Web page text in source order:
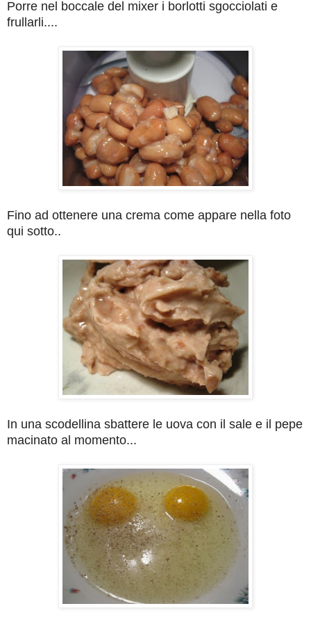
Porre nel boccale del mixer i borlotti sgocciolati e
frullarli....
Fino ad ottenere una crema come appare nella foto
qui sotto..
In una scodellina sbattere le uova con il sale e il pepe
macinato al momento...